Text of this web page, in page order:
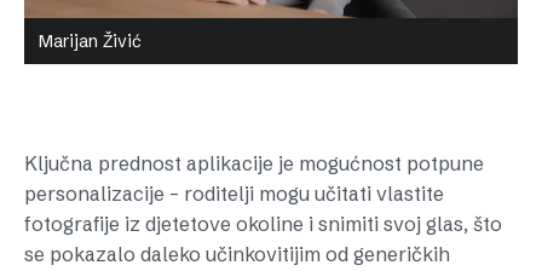
Marijan Živić
Ključna prednost aplikacije je mogućnost potpune
personalizacije – roditelji mogu učitati vlastite
fotografije iz djetetove okoline i snimiti svoj glas, što
se pokazalo daleko učinkovitijim od generičkih